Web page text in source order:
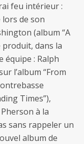
feu intérieur :
lors de son
(album “A
produit, dans la
équipe : Ralph
l’album “From
Times”),
à la
sans rappeler un
album de